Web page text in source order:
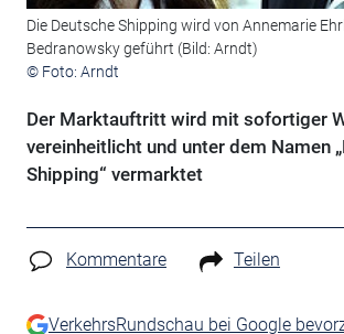
Die Deutsche Shipping wird von Annemarie
Bedranowsky geführt (Bild: Arndt)
© Foto: Arndt
Der Marktauftritt wird mit sofortiger
vereinheitlicht und unter dem Namen
Shipping“ vermarktet
Kommentare Teilen
VerkehrsRundschau bei Google